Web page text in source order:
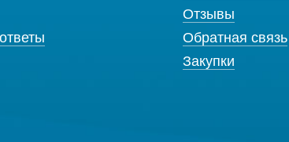
Отзывы
Обратная связь
Закупки